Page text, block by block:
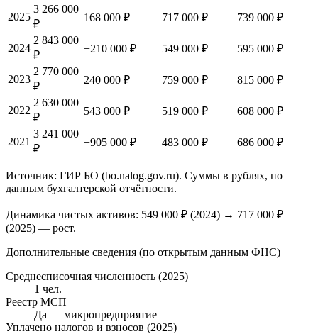
2025
3 266 000
₽
168 000 ₽ 717 000 ₽ 739 000 ₽
2024
2 843 000
₽
−210 000 ₽ 549 000 ₽ 595 000 ₽
2023
2 770 000
₽
240 000 ₽ 759 000 ₽ 815 000 ₽
2022
2 630 000
₽
543 000 ₽ 519 000 ₽ 608 000 ₽
2021
3 241 000
₽
−905 000 ₽ 483 000 ₽ 686 000 ₽
Источник: ГИР БО (bo.nalog.gov.ru). Суммы в рублях, по
данным бухгалтерской отчётности.
Динамика чистых активов: 549 000 ₽ (2024) → 717 000 ₽
(2025) — рост.
Дополнительные сведения (по открытым данным ФНС)
Среднесписочная численность (2025)
1 чел.
Реестр МСП
Да — микропредприятие
Уплачено налогов и взносов (2025)